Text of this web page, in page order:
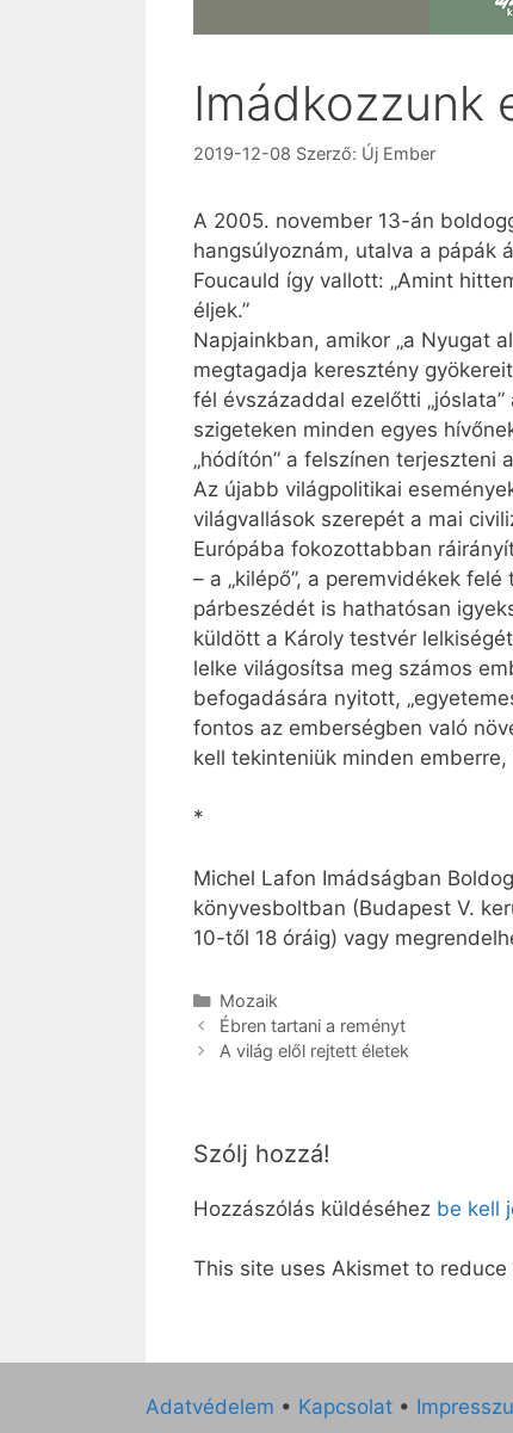
Imádkozzunk
2019-12-08 Szerző: Új Ember
A 2005. november 13-án
hangsúlyoznám, utalva a pápák
Foucauld így vallott: „Amint
éljek.”
Napjainkban, amikor „a Nyugat
megtagadja keresztény
fél évszázaddal ezelőtti
szigeteken minden egyes
„hódítón” a felszínen terjeszteni
Az újabb világpolitikai
világvallások szerepét a mai
Európába fokozottabban
– a „kilépő”, a peremvidékek
párbeszédét is hathatósan
küldött a Károly testvér
lelke világosítsa meg számos
befogadására nyitott,
fontos az emberségben való
kell tekinteniük minden
*
Michel Lafon Imádságban
könyvesboltban (Budapest V.
10-től 18 óráig) vagy
Kategória
Mozaik
Ébren tartani a reményt
A világ elől rejtett életek
Szólj hozzá!
Hozzászólás küldéséhez be kell
This site uses Akismet to reduce
Adatvédelem • Kapcsolat •